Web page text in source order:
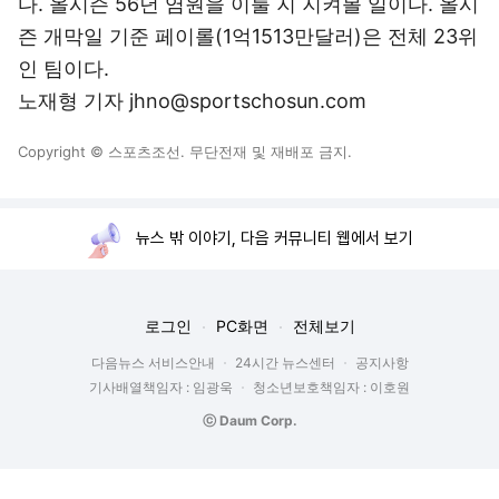
즌 개막일 기준 페이롤(1억1513만달러)은 전체 23위
인 팀이다.
노재형 기자 jhno@sportschosun.com
Copyright © 스포츠조선. 무단전재 및 재배포 금지.
뉴스 밖 이야기, 다음 커뮤니티 웹에서 보기
로그인 PC화면 전체보기
다음뉴스 서비스안내 24시간 뉴스센터
공지사항
기사배열책임자 : 임광욱
청소년보호책임자 : 이호원
ⓒ Daum Corp.